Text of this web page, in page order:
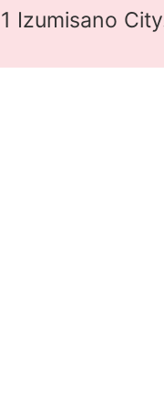
Izumisano